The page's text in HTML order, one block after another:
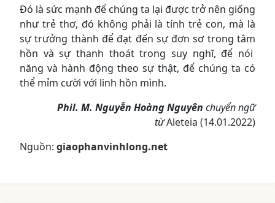
Đó là sức mạnh để chúng ta lại được trở nên giống
như trẻ thơ, đó không phải là tính trẻ con, mà là
sự trưởng thành để đạt đến sự đơn sơ trong tâm
hồn và sự thanh thoát trong suy nghĩ, để nói
năng và hành động theo sự thật, để chúng ta có
thể mỉm cười với linh hồn mình.
Phil. M. Nguyễn Hoàng Nguyên chuyển ngữ
từAleteia (14.01.2022)
Nguồn: giaophanvinhlong.net